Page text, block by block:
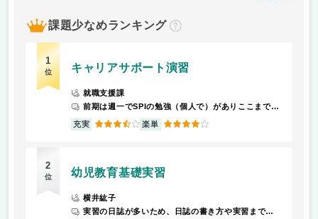
課題少なめランキング
？
1
位 キャリアサポート演習
就職支援課
前期は週一でSPIの勉強（個人で）がありここまでは終わらせましょうというところまでやればOK。年間を通して授業外にある必修講座と選択講座を規定の数だけ取りポイントを貯めると単位が取れる。ポイントをとり忘れても救済措置があるので2、3ポイント程度ならなんとかなる。
充実 3.5 楽単 4
2
位 幼児教育基礎実習
横井紘子
実習の日誌が多いため、日誌の書き方や実習までの流れを学び、サポートを受けられる。